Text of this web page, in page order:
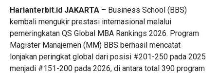
Harianterbit.id JAKARTA – Business School (BBS)
kembali mengukir prestasi internasional melalui
pemeringkatan QS Global MBA Rankings 2026. Program
Magister Manajemen (MM) BBS berhasil mencatat
lonjakan peringkat global dari posisi #201-250 pada 2025
menjadi #151-200 pada 2026, di antara total 390 program